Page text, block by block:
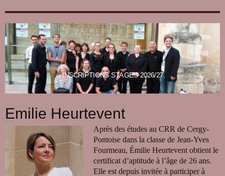
INSCRIPTIONS STAGES 2026/27
Emilie Heurtevent
Après des études au CRR de Cergy-
Pontoise dans la classe de Jean-Yves
Fourmeau, Émilie Heurtevent obtient le
certificat d’aptitude à l’âge de 26 ans.
Elle est depuis invitée à participer à